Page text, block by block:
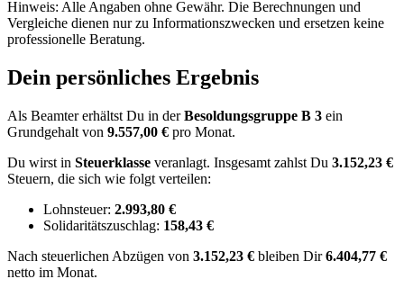
Hinweis: Alle Angaben ohne Gewähr. Die Berechnungen und
Vergleiche dienen nur zu Informationszwecken und ersetzen keine
professionelle Beratung.
Dein persönliches Ergebnis
Als Beamter erhältst Du in derBesoldungsgruppe B 3 ein
Grundgehalt von 9.557,00 € pro Monat.
Du wirst in Steuerklasse veranlagt. Insgesamt zahlst Du 3.152,23 €
Steuern, die sich wie folgt verteilen:
Lohnsteuer: 2.993,80 €
Solidaritätszuschlag: 158,43 €
Nach steuerlichen Abzügen von 3.152,23 € bleiben Dir6.404,77 €
netto im Monat.